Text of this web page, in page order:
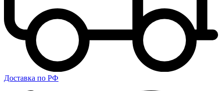
Доставка по РФ